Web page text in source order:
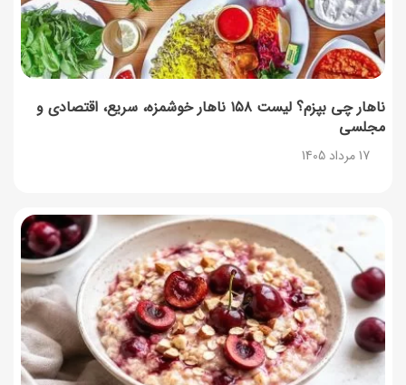
ناهار چی بپزم؟ لیست ۱۵۸ ناهار خوشمزه، سریع، اقتصادی و
مجلسی
17 مرداد 1405
17 مرداد 1405
روش‌های استعلام کالابرگ (فعال بودن و موجودی)
17 مرداد 1405
نحوه دریافت رمز خرید کالابرگ برای خرید آنلاین (رمز
یکبارمصرف کالابرگ)
17 مرداد 1405
طرز تهیه مارمالاد انجیر خوشرنگ+ نکات شکرک نزدن
16 مرداد 1405